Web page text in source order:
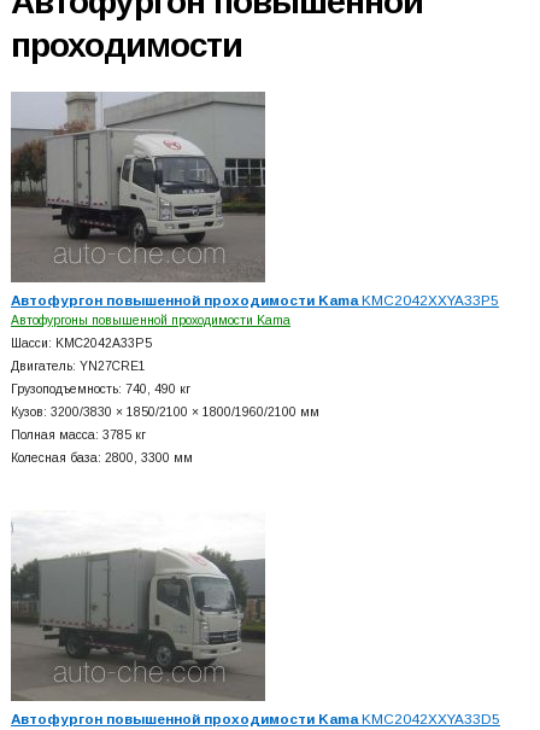
проходимости
Автофургон повышенной проходимости KamaKMC2042XXYA33P5
Автофургоны повышенной проходимости Kama
Шасси: KMC2042A33P5
Двигатель: YN27CRE1
Грузоподъемность: 740, 490 кг
Кузов: 3200/3830 × 1850/2100 × 1800/1960/2100 мм
Полная масса: 3785 кг
Колесная база: 2800, 3300 мм
Автофургон повышенной проходимости KamaKMC2042XXYA33D5